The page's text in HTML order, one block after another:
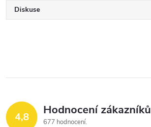
Diskuse
4,8 Hodnocení zákazníků
677 hodnocení